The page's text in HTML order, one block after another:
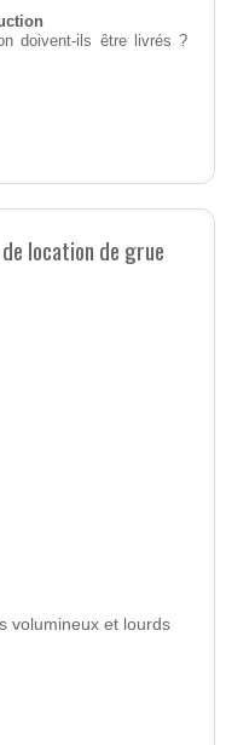
doivent-ils être livrés ?
location de grue
volumineux et lourds